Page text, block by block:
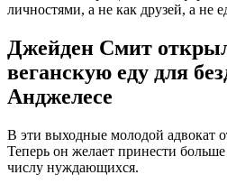
личностями, а не как друзей, а не
Джейден Смит
веганскую еду для
Анджелесе
В эти выходные молодой адвокат
Теперь он желает принести
числу нуждающихся.